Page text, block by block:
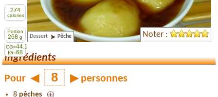
274
calories
Portion
268 g
CG=44.1
IG=68
Dessert Pêche Noter :
Ingrédients
Pour ◀ ▶ personnes
8 pêches